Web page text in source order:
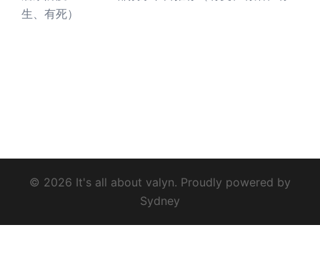
生、有死）
© 2026 It's all about valyn. Proudly powered by
Sydney